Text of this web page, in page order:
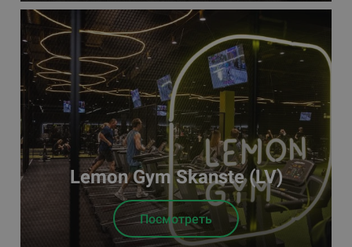
Lemon Gym Skanste (LV)
Посмотреть